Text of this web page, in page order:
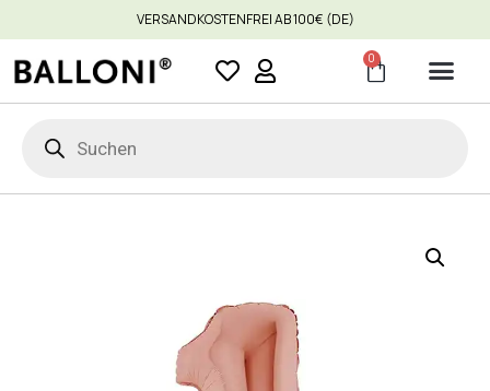
VERSANDKOSTENFREI AB 100€ (DE)
0